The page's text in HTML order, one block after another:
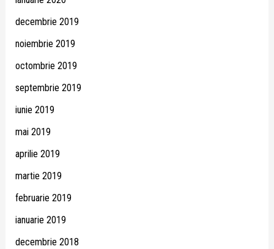
decembrie 2019
noiembrie 2019
octombrie 2019
septembrie 2019
iunie 2019
mai 2019
aprilie 2019
martie 2019
februarie 2019
ianuarie 2019
decembrie 2018